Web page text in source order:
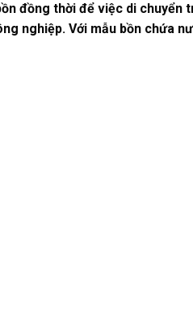
đồng thời để việc di chuyển
nghiệp. Với mẫu bồn chứa